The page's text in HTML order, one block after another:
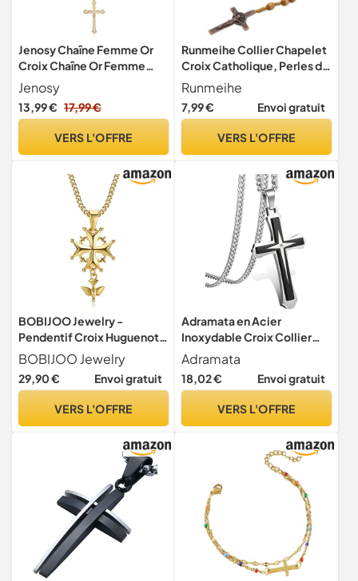
Jenosy Chaîne Femme Or
Croix Chaîne Or Femme
Personnalisée Chaîne avec
Croix Délicate Collier avec
Croix Pendentif Femme
18K Plaqué Or Bijoux de
Jenosy
13,99 € 17,99 €
VERS L'OFFRE
Runmeihe Collier Chapelet
Croix Catholique, Perles de
Prière en Bois Naturel avec
Croix Médaille Jésus Christ
Saint Benoît, pour
Communion Religieuse,
Runmeihe
7,99 € Envoi gratuit
VERS L'OFFRE
BOBIJOO Jewelry -
Pendentif Croix Huguenote
Protestant Femme Enfant
Or
BOBIJOO Jewelry
29,90 € Envoi gratuit
VERS L'OFFRE
Adramata en Acier
Inoxydable Croix Collier
Pendentif pour Hommes
3.5MM Gourmette Chaîne
Collier 22-30 Pouces
Adramata
18,02 € Envoi gratuit
VERS L'OFFRE